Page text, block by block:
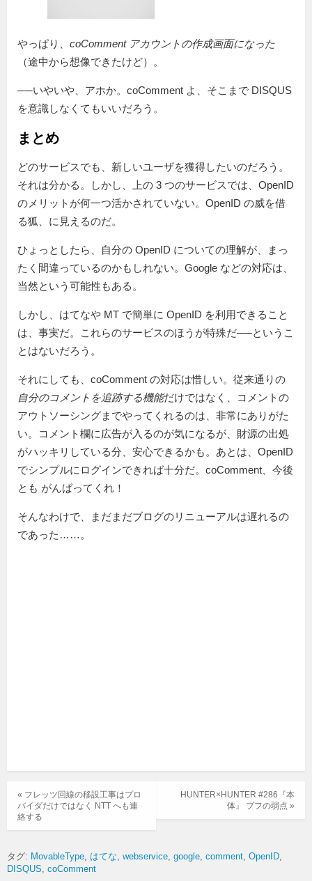
やっぱり、 coComment アカウントの作成画面になった
（途中から想像できたけど）。
──いやいや、アホか。coComment よ、そこまで DISQUS
を意識しなくてもいいだろう。
まとめ
どのサービスでも、新しいユーザを獲得したいのだろう。
それは分かる。しかし、上の 3 つのサービスでは、OpenID
のメリットが何一つ活かされていない。OpenID の威を借
る狐、に見えるのだ。
ひょっとしたら、自分の OpenID についての理解が、まっ
たく間違っているのかもしれない。Google などの対応は、
当然という可能性もある。
しかし、はてなや MT で簡単に OpenID を利用できること
は、事実だ。これらのサービスのほうが特殊だ──というこ
とはないだろう。
それにしても、coComment の対応は惜しい。従来通りの
自分のコメントを追跡する機能だけではなく、コメントの
アウトソーシングまでやってくれるのは、非常にありがた
い。コメント欄に広告が入るのが気になるが、財源の出処
がハッキリしている分、安心できるかも。あとは、OpenID
でシンプルにログインできれば十分だ。coComment、今後
とも がんばってくれ！
そんなわけで、まだまだブログのリニューアルは遅れるの
であった……。
HUNTER×HUNTER #286『本
体』 プフの弱点 »
« フレッツ回線の移設工事はプロ
バイダだけではなく NTT へも連
絡する
タグ: MovableType はてな webservice google comment OpenID
DISQUS coComment